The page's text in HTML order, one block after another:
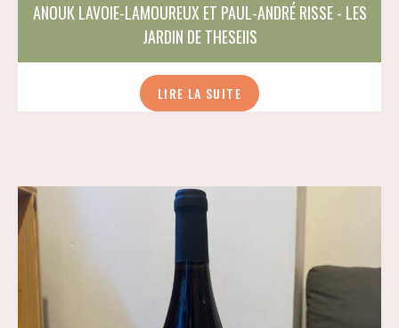
ANOUK LAVOIE-LAMOUREUX ET PAUL-ANDRÉ RISSE - LES
JARDIN DE THESEIIS
LIRE LA SUITE